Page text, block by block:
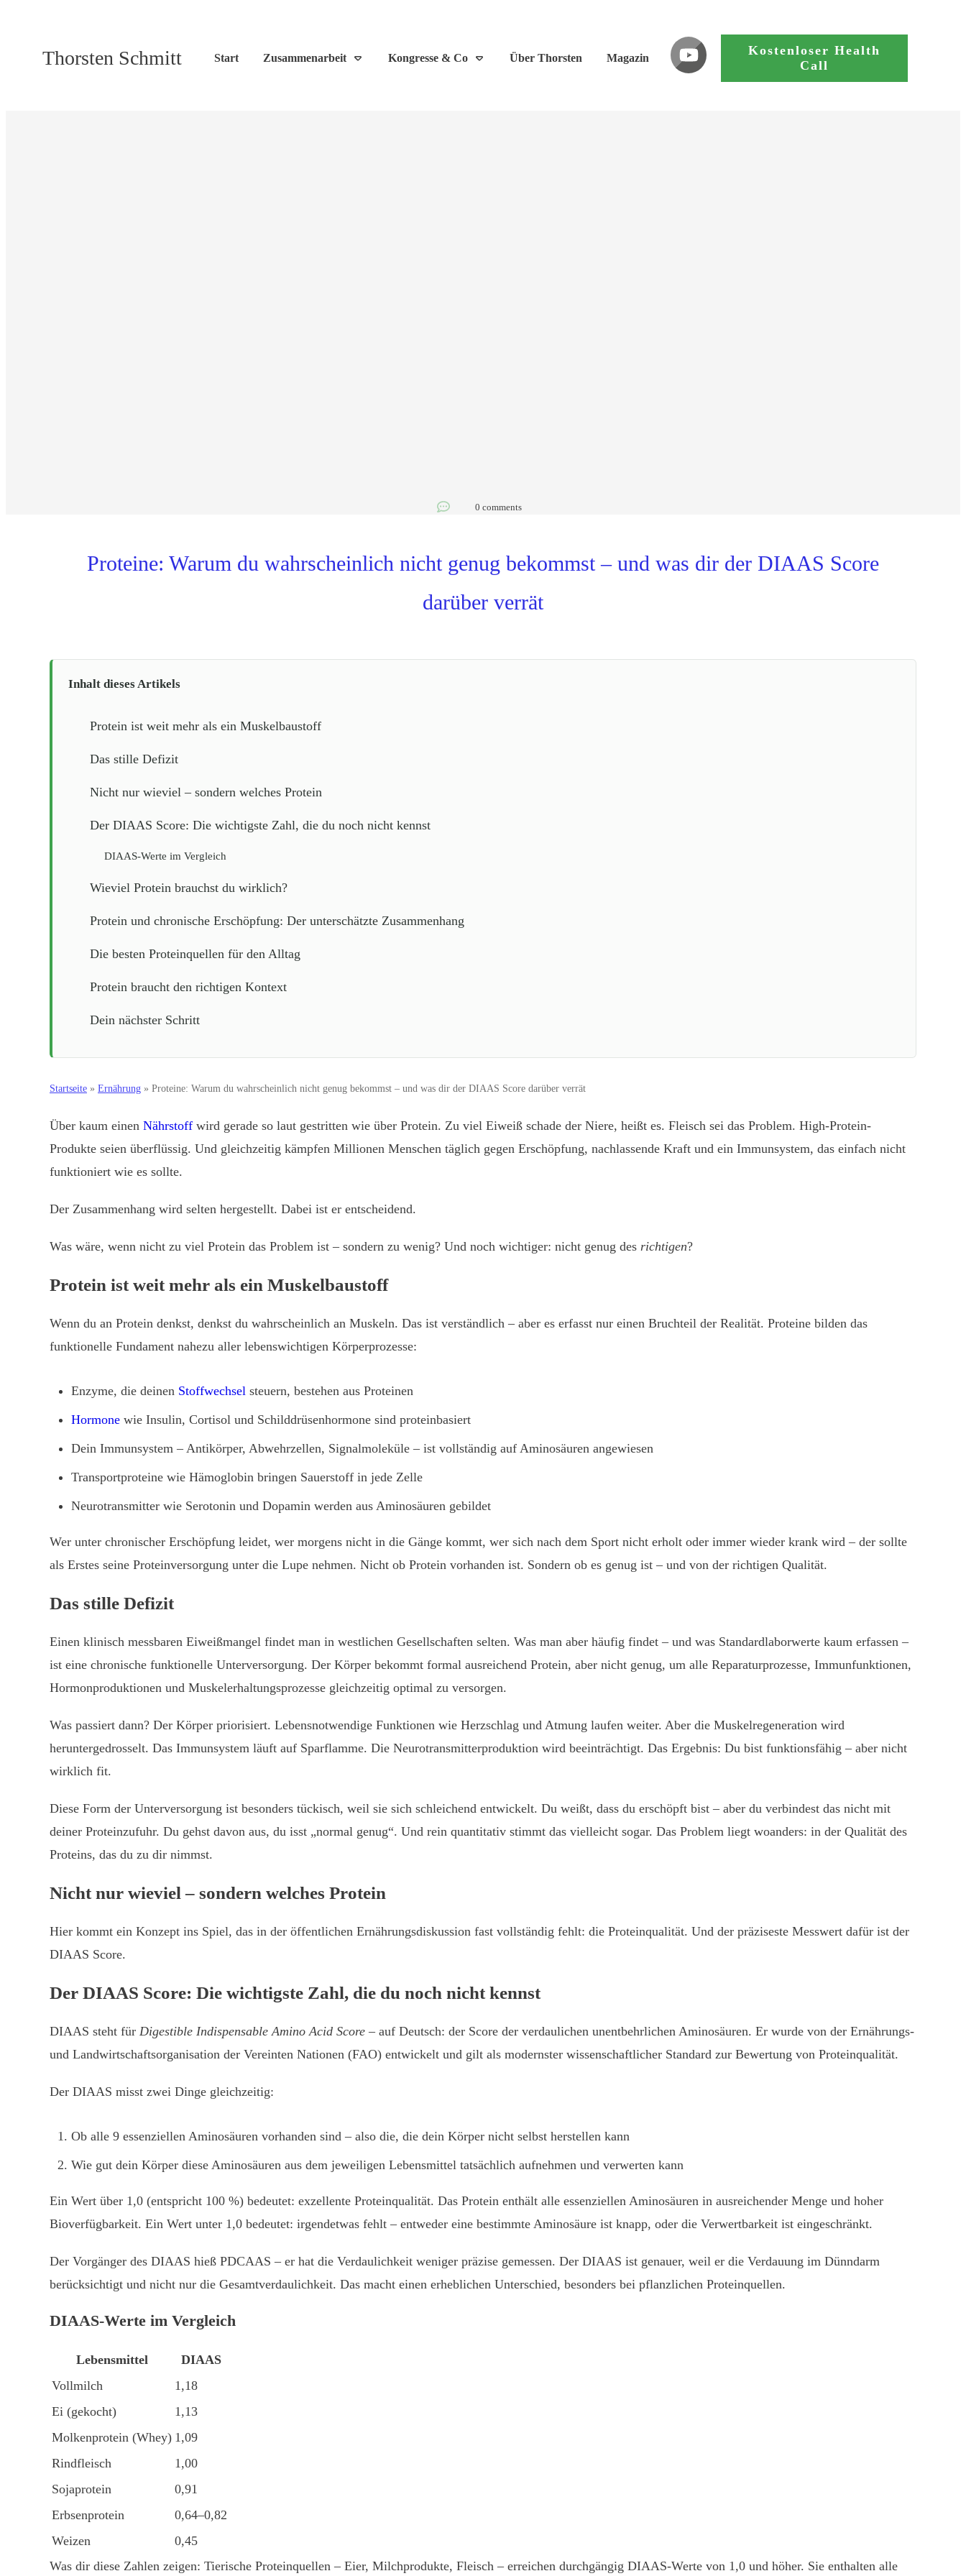
Thorsten Schmitt Start Zusammenarbeit Kongresse & Co Über Thorsten Magazin
Kostenloser Health
Call
0 comments
Proteine: Warum du wahrscheinlich nicht genug bekommst – und was dir der DIAAS Score
darüber verrät
Inhalt dieses Artikels
Protein ist weit mehr als ein Muskelbaustoff
Das stille Defizit
Nicht nur wieviel – sondern welches Protein
Der DIAAS Score: Die wichtigste Zahl, die du noch nicht kennst
DIAAS-Werte im Vergleich
Wieviel Protein brauchst du wirklich?
Protein und chronische Erschöpfung: Der unterschätzte Zusammenhang
Die besten Proteinquellen für den Alltag
Protein braucht den richtigen Kontext
Dein nächster Schritt
Startseite » Ernährung » Proteine: Warum du wahrscheinlich nicht genug bekommst – und was dir der DIAAS Score darüber verrät
Über kaum einen Nährstoff wird gerade so laut gestritten wie über Protein. Zu viel Eiweiß schade der Niere, heißt es. Fleisch sei das Problem. High-Protein-
Produkte seien überflüssig. Und gleichzeitig kämpfen Millionen Menschen täglich gegen Erschöpfung, nachlassende Kraft und ein Immunsystem, das einfach nicht
funktioniert wie es sollte.
Der Zusammenhang wird selten hergestellt. Dabei ist er entscheidend.
Was wäre, wenn nicht zu viel Protein das Problem ist – sondern zu wenig? Und noch wichtiger: nicht genug des richtigen?
Protein ist weit mehr als ein Muskelbaustoff
Wenn du an Protein denkst, denkst du wahrscheinlich an Muskeln. Das ist verständlich – aber es erfasst nur einen Bruchteil der Realität. Proteine bilden das
funktionelle Fundament nahezu aller lebenswichtigen Körperprozesse:
Enzyme, die deinen Stoffwechsel steuern, bestehen aus Proteinen
Hormone wie Insulin, Cortisol und Schilddrüsenhormone sind proteinbasiert
Dein Immunsystem – Antikörper, Abwehrzellen, Signalmoleküle – ist vollständig auf Aminosäuren angewiesen
Transportproteine wie Hämoglobin bringen Sauerstoff in jede Zelle
Neurotransmitter wie Serotonin und Dopamin werden aus Aminosäuren gebildet
Wer unter chronischer Erschöpfung leidet, wer morgens nicht in die Gänge kommt, wer sich nach dem Sport nicht erholt oder immer wieder krank wird – der sollte
als Erstes seine Proteinversorgung unter die Lupe nehmen. Nicht ob Protein vorhanden ist. Sondern ob es genug ist – und von der richtigen Qualität.
Das stille Defizit
Einen klinisch messbaren Eiweißmangel findet man in westlichen Gesellschaften selten. Was man aber häufig findet – und was Standardlaborwerte kaum erfassen –
ist eine chronische funktionelle Unterversorgung. Der Körper bekommt formal ausreichend Protein, aber nicht genug, um alle Reparaturprozesse, Immunfunktionen,
Hormonproduktionen und Muskelerhaltungsprozesse gleichzeitig optimal zu versorgen.
Was passiert dann? Der Körper priorisiert. Lebensnotwendige Funktionen wie Herzschlag und Atmung laufen weiter. Aber die Muskelregeneration wird
heruntergedrosselt. Das Immunsystem läuft auf Sparflamme. Die Neurotransmitterproduktion wird beeinträchtigt. Das Ergebnis: Du bist funktionsfähig – aber nicht
wirklich fit.
Diese Form der Unterversorgung ist besonders tückisch, weil sie sich schleichend entwickelt. Du weißt, dass du erschöpft bist – aber du verbindest das nicht mit
deiner Proteinzufuhr. Du gehst davon aus, du isst „normal genug“. Und rein quantitativ stimmt das vielleicht sogar. Das Problem liegt woanders: in der Qualität des
Proteins, das du zu dir nimmst.
Nicht nur wieviel – sondern welches Protein
Hier kommt ein Konzept ins Spiel, das in der öffentlichen Ernährungsdiskussion fast vollständig fehlt: die Proteinqualität. Und der präziseste Messwert dafür ist der
DIAAS Score.
Der DIAAS Score: Die wichtigste Zahl, die du noch nicht kennst
DIAAS steht für Digestible Indispensable Amino Acid Score – auf Deutsch: der Score der verdaulichen unentbehrlichen Aminosäuren. Er wurde von der Ernährungs-
und Landwirtschaftsorganisation der Vereinten Nationen (FAO) entwickelt und gilt als modernster wissenschaftlicher Standard zur Bewertung von Proteinqualität.
Der DIAAS misst zwei Dinge gleichzeitig:
Ob alle 9 essenziellen Aminosäuren vorhanden sind – also die, die dein Körper nicht selbst herstellen kann
Wie gut dein Körper diese Aminosäuren aus dem jeweiligen Lebensmittel tatsächlich aufnehmen und verwerten kann
Ein Wert über 1,0 (entspricht 100 %) bedeutet: exzellente Proteinqualität. Das Protein enthält alle essenziellen Aminosäuren in ausreichender Menge und hoher
Bioverfügbarkeit. Ein Wert unter 1,0 bedeutet: irgendetwas fehlt – entweder eine bestimmte Aminosäure ist knapp, oder die Verwertbarkeit ist eingeschränkt.
Der Vorgänger des DIAAS hieß PDCAAS – er hat die Verdaulichkeit weniger präzise gemessen. Der DIAAS ist genauer, weil er die Verdauung im Dünndarm
berücksichtigt und nicht nur die Gesamtverdaulichkeit. Das macht einen erheblichen Unterschied, besonders bei pflanzlichen Proteinquellen.
DIAAS-Werte im Vergleich
Lebensmittel
DIAAS
Vollmilch
1,18
Ei (gekocht)
1,13
Molkenprotein (Whey) 1,09
Rindfleisch
1,00
Sojaprotein
0,91
Erbsenprotein
0,64–0,82
Weizen
0,45
Was dir diese Zahlen zeigen: Tierische Proteinquellen – Eier, Milchprodukte, Fleisch – erreichen durchgängig DIAAS-Werte von 1,0 und höher. Sie enthalten alle